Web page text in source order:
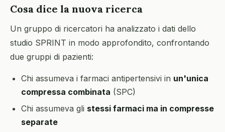
Cosa dice la nuova ricerca
Un gruppo di ricercatori ha analizzato i dati dello
studio SPRINT in modo approfondito, confrontando
due gruppi di pazienti:
Chi assumeva i farmaci antipertensivi in un'unica
compressa combinata (SPC)
Chi assumeva gli stessi farmaci ma in compresse
separate